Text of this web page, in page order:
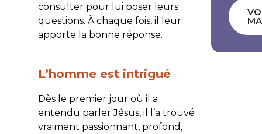
consulter pour lui poser leurs
questions. À chaque fois, il leur
apporte la bonne réponse.
L’homme est intrigué
Dès le premier jour où il a
entendu parler Jésus, il l’a trouvé
vraiment passionnant, profond,